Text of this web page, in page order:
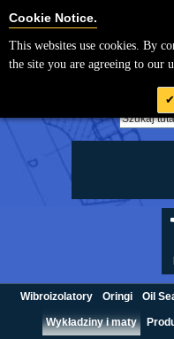
Wibroizolatory Oringi Oil
Wykładziny i maty
Cookie Notice.
This websites use cookies. By
the site you are agreeing to our
Cookie Settings